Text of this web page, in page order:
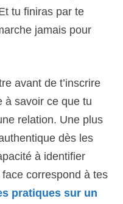
tu finiras par te
jamais pour
avant de t’inscrire
à savoir ce que tu
relation. Une plus
dès les
à identifier
correspond à tes
pratiques sur un